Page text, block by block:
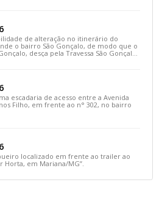
de alteração no itinerário do
o bairro São Gonçalo, de modo que o
desça pela Travessa São Gonçalo
escadaria de acesso entre a Avenida
Filho, em frente ao n° 302, no bairro
localizado em frente ao trailer ao
em Mariana/MG”.